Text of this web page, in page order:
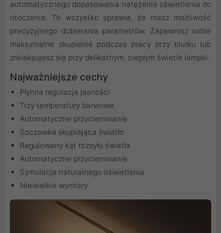
automatycznego dopasowania natężenia oświetlenia do
otoczenia. To wszystko sprawia, że masz możliwość
precyzyjnego dobierania parametrów. Zapewnisz sobie
maksymalne skupienie podczas pracy przy biurku lub
zrelaksujesz się przy delikatnym, ciepłym świetle lampki.
Najważniejsze cechy
Płynna regulacja jasności
Trzy temperatury barwowe
Automatyczne przyciemnianie
Soczewka skupiająca światło
Regulowany kąt rozsyłu światła
Automatyczne przyciemnianie
Symulacja naturalnego oświetlenia
Niewielkie wymiary